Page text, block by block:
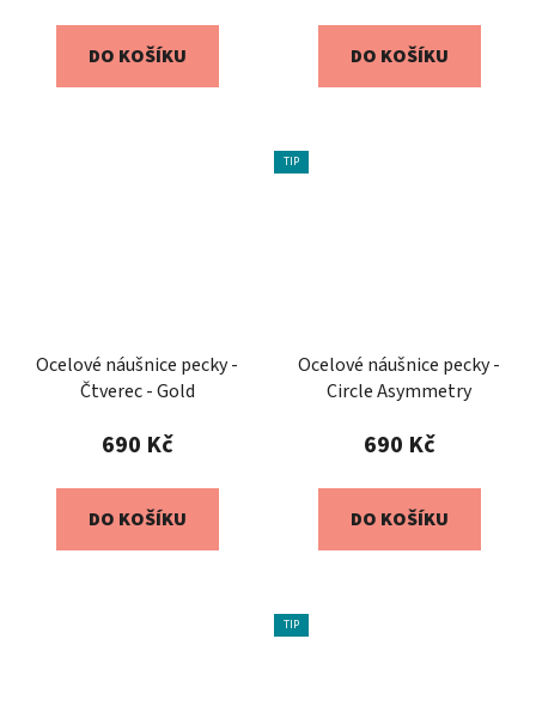
DO KOŠÍKU DO KOŠÍKU
Ocelové náušnice pecky -
Čtverec - Gold
690 Kč
DO KOŠÍKU
TIP
Ocelové náušnice pecky -
Circle Asymmetry
690 Kč
DO KOŠÍKU
TIP